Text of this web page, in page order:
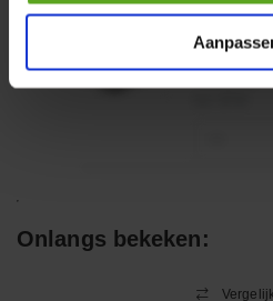
Onlangs bekeken: